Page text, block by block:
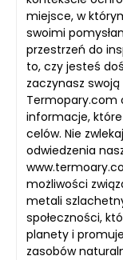
miejsce, w
swoimi
przestrzeń do
to, czy jesteś
zaczynasz
Termopary.com
informacje,
celów. Nie
odwiedzenia
możliwości
metali
społeczności,
planety i
zasobów